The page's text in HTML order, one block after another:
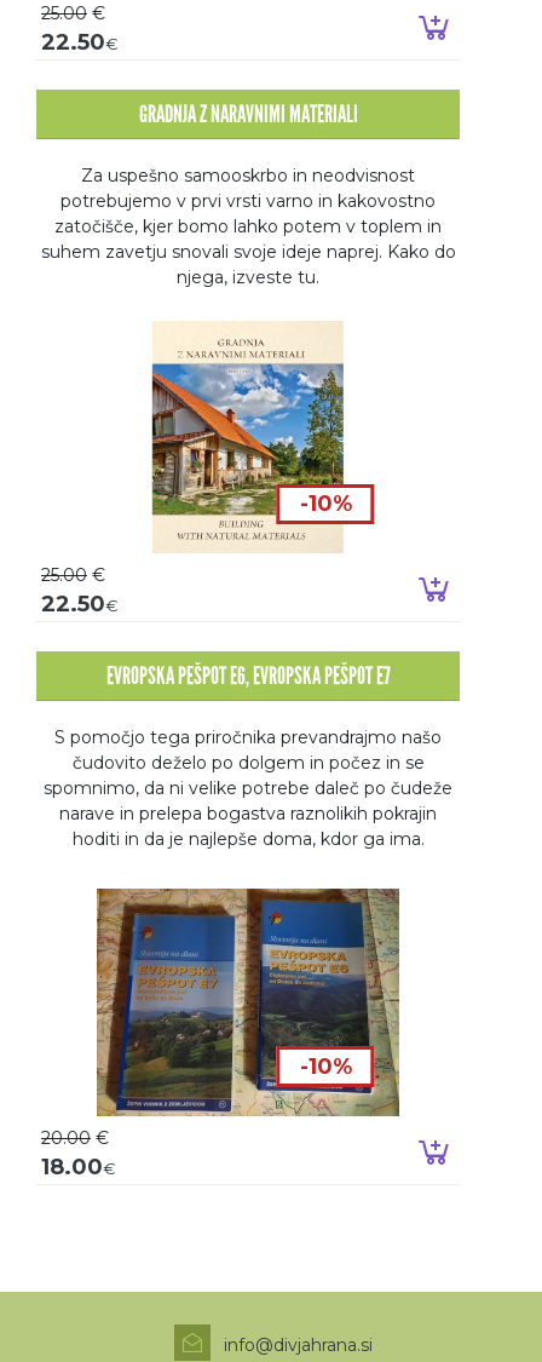
25.00 €
22.50€
GRADNJA Z NARAVNIMI MATERIALI
Za uspešno samooskrbo in neodvisnost
potrebujemo v prvi vrsti varno in kakovostno
zatočišče, kjer bomo lahko potem v toplem in
suhem zavetju snovali svoje ideje naprej. Kako do
njega, izveste tu.
-10%
25.00 €
22.50€
EVROPSKA PEŠPOT E6, EVROPSKA PEŠPOT E7
S pomočjo tega priročnika prevandrajmo našo
čudovito deželo po dolgem in počez in se
spomnimo, da ni velike potrebe daleč po čudeže
narave in prelepa bogastva raznolikih pokrajin
hoditi in da je najlepše doma, kdor ga ima.
-10%
20.00 €
18.00€
info@divjahrana.si